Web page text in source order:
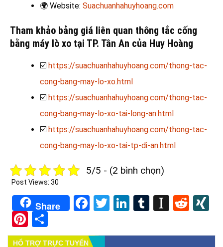
🌍 Website: Suachuanhahuyhoang.com
Tham khảo bảng giá liên quan thông tắc cống
bằng máy lò xo tại TP. Tân An của Huy Hoàng
☑️ https://suachuanhahuyhoang.com/thong-tac-
cong-bang-may-lo-xo.html
☑️ https://suachuanhahuyhoang.com/thong-tac-
cong-bang-may-lo-xo-tai-long-an.html
☑️ https://suachuanhahuyhoang.com/thong-tac-
cong-bang-may-lo-xo-tai-tp-di-an.html
5/5 - (2 bình chọn)
Post Views: 30
Share Facebook
TwitterLinkedIn
Tumblr
Pinterest
HỔ TRỢ TRỰC TUYẾN